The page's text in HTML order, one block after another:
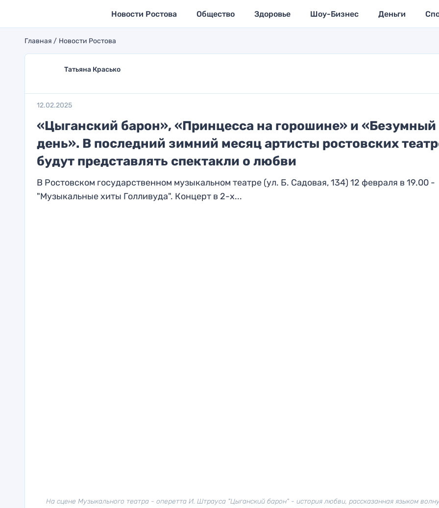
Новости Ростова Общество Здоровье Шоу-Бизнес Деньги
Главная Новости Ростова
Татьяна Красько
12.02.2025
«Цыганский барон», «Принцесса на горошине» и «Безумный
день». В последний зимний месяц артисты ростовских
будут представлять спектакли о любви
В Ростовском государственном музыкальном театре (ул. Б. Садовая, 134) 12 февраля в 19.00 -
"Музыкальные хиты Голливуда". Концерт в 2-х...
На сцене Музыкального театра - оперетта И. Штрауса "Цыганский барон" - история любви, рассказанная языком